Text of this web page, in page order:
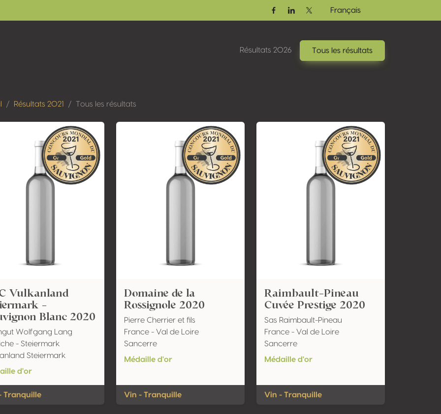
FacebookLinkedinTwitter / X
Français
Résultats 2026 Tous les résultats
Résultats 2021 Tous les résultats
Vulkanland
-
Blanc 2020
Wolfgang Lang
- Steiermark
Steiermark
d'or
Tranquille
Domaine de la
Rossignole 2020
Pierre Cherrier et fils
France - Val de Loire
Sancerre
Médaille d'or
Vin - Tranquille
Raimbault-Pineau
Cuvée Prestige 2020
Sas Raimbault-Pineau
France - Val de Loire
Sancerre
Médaille d'or
Vin - Tranquille